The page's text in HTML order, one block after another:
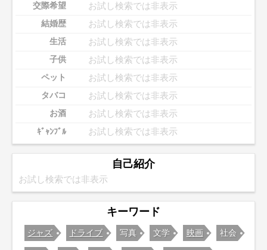
交際希望 お試し検索では非表示
結婚歴 お試し検索では非表示
生活 お試し検索では非表示
子供 お試し検索では非表示
ペット お試し検索では非表示
タバコ お試し検索では非表示
お酒 お試し検索では非表示
ｷﾞｬﾝﾌﾞﾙ お試し検索では非表示
自己紹介
お試し検索では非表示
キーワード
ジャズ ドライブ 写真 文学 映画 社会